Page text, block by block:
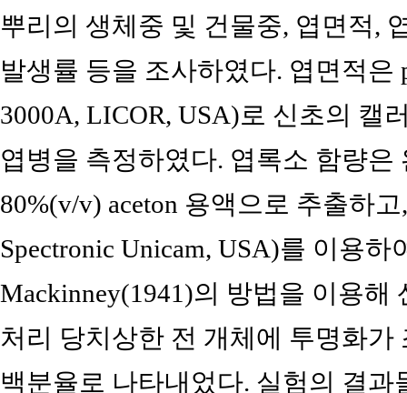
뿌리의 생체중 및 건물중, 엽면적,
발생률 등을 조사하였다. 엽면적은
3000A, LICOR, USA)로 신초의 캘
엽병을 측정하였다. 엽록소 함량
80%(v/v) aceton 용액으로 추출하고
Spectronic Unicam, USA)를 이용
Mackinney(1941)의 방법을 이용
처리 당치상한 전 개체에 투명화
백분율로 나타내었다. 실험의 결과